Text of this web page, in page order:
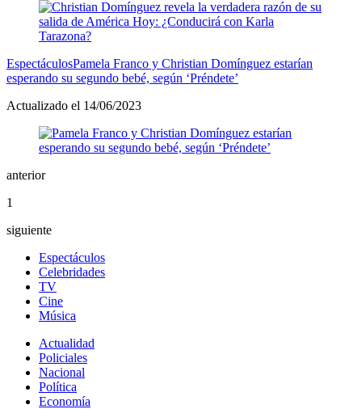
EspectáculosPamela Franco y Christian Domínguez estarían
esperando su segundo bebé, según ‘Préndete’
Actualizado el 14/06/2023
anterior
1
siguiente
Espectáculos
Celebridades
TV
Cine
Música
Actualidad
Policiales
Nacional
Política
Economía